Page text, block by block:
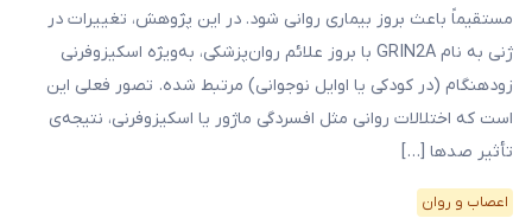
مستقیماً باعث بروز بیماری روانی شود. در این پژوهش، تغییرات در
ژنی به نام GRIN2A با بروز علائم روان‌پزشکی، به‌ویژه اسکیزوفرنی
زودهنگام (در کودکی یا اوایل نوجوانی) مرتبط شده. تصور فعلی این
است که اختلالات روانی مثل افسردگی ماژور یا اسکیزوفرنی، نتیجه‌ی
تأثیر صدها […]
اعصاب و روان